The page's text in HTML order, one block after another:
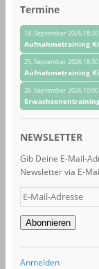
Termine
18. September 2026 18:30
Aufnahmetraining
25. September 2026 18:30
Aufnahmetraining
26. September 2026 10:00
NEWSLETTER
Gib Deine E-Mail-
Newsletter via E-
E-
Mail-
Adresse
Abonnieren
Anmelden